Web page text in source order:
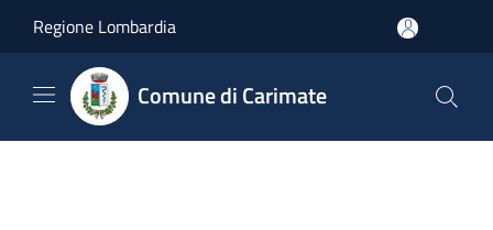
Regione Lombardia
Comune di Carimate